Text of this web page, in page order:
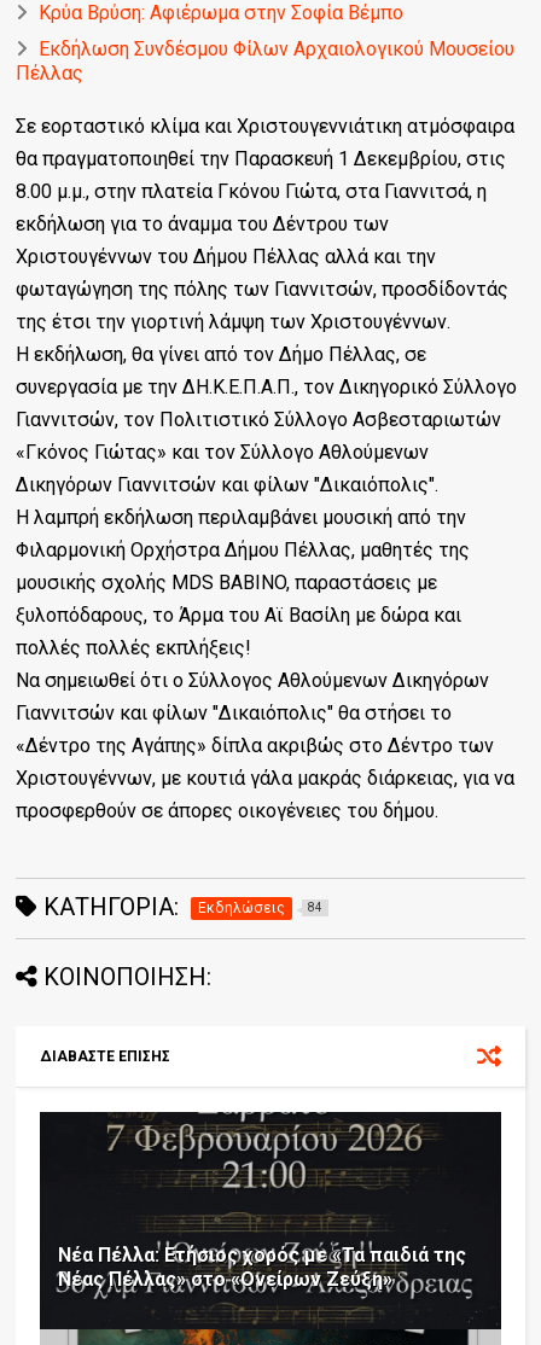
Κρύα Βρύση: Αφιέρωμα στην Σοφία Βέμπο
Εκδήλωση Συνδέσμου Φίλων Αρχαιολογικού Μουσείου
Πέλλας
Σε εορταστικό κλίμα και Χριστουγεννιάτικη ατμόσφαιρα
θα πραγματοποιηθεί την Παρασκευή 1 Δεκεμβρίου, στις
8.00 μ.μ., στην πλατεία Γκόνου Γιώτα, στα Γιαννιτσά, η
εκδήλωση για το άναμμα του Δέντρου των
Χριστουγέννων του Δήμου Πέλλας αλλά και την
φωταγώγηση της πόλης των Γιαννιτσών, προσδίδοντάς
της έτσι την γιορτινή λάμψη των Χριστουγέννων.
Η εκδήλωση, θα γίνει από τον Δήμο Πέλλας, σε
συνεργασία με την ΔΗ.Κ.Ε.Π.Α.Π., τον Δικηγορικό Σύλλογο
Γιαννιτσών, τον Πολιτιστικό Σύλλογο Ασβεσταριωτών
«Γκόνος Γιώτας» και τον Σύλλογο Αθλούμενων
Δικηγόρων Γιαννιτσών και φίλων "Δικαιόπολις".
Η λαμπρή εκδήλωση περιλαμβάνει μουσική από την
Φιλαρμονική Ορχήστρα Δήμου Πέλλας, μαθητές της
μουσικής σχολής MDS BABINO, παραστάσεις με
ξυλοπόδαρους, το Άρμα του Αϊ Βασίλη με δώρα και
πολλές πολλές εκπλήξεις!
Να σημειωθεί ότι ο Σύλλογος Αθλούμενων Δικηγόρων
Γιαννιτσών και φίλων "Δικαιόπολις" θα στήσει το
«Δέντρο της Αγάπης» δίπλα ακριβώς στο Δέντρο των
Χριστουγέννων, με κουτιά γάλα μακράς διάρκειας, για να
προσφερθούν σε άπορες οικογένειες του δήμου.
ΚΑΤΗΓΟΡΊΑ: Εκδηλώσεις 84
ΚΟΙΝΟΠΟΙΗΣΗ:
ΔΙΑΒΑΣΤΕ ΕΠΙΣΗΣ
Νέα Πέλλα: Ετήσιος χορός με «Τα παιδιά της
Νέας Πέλλας» στο «Ονείρων Ζεύξη»